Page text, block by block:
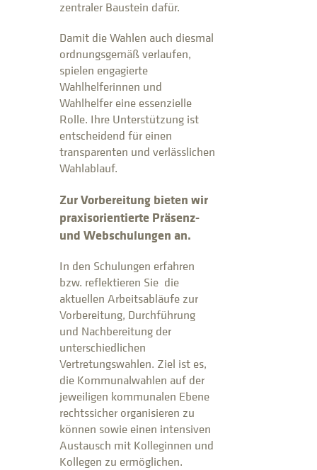
zentraler Baustein dafür.
Damit die Wahlen auch diesmal
ordnungsgemäß verlaufen,
spielen engagierte
Wahlhelferinnen und
Wahlhelfer eine essenzielle
Rolle. Ihre Unterstützung ist
entscheidend für einen
transparenten und verlässlichen
Wahlablauf.
Zur Vorbereitung bieten wir
praxisorientierte Präsenz-
und Webschulungen an.
In den Schulungen erfahren
bzw. reflektieren Sie die
aktuellen Arbeitsabläufe zur
Vorbereitung, Durchführung
und Nachbereitung der
unterschiedlichen
Vertretungswahlen. Ziel ist es,
die Kommunalwahlen auf der
jeweiligen kommunalen Ebene
rechtssicher organisieren zu
können sowie einen intensiven
Austausch mit Kolleginnen und
Kollegen zu ermöglichen.